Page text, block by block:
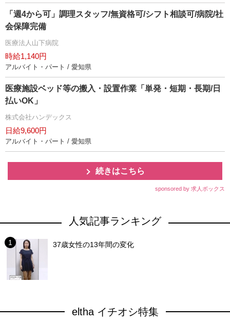
「週4から可」調理スタッフ/無資格可/シフト相談可/病院/社
会保障完備
医療法人山下病院
時給1,140円
アルバイト・パート / 愛知県
医療施設ベッド等の搬入・設置作業「単発・短期・長期/日
払いOK」
株式会社ハンデックス
日給9,600円
アルバイト・パート / 愛知県
続きはこちら
sponsored by 求人ボックス
人気記事ランキング
37歳女性の13年間の変化
eltha イチオシ特集